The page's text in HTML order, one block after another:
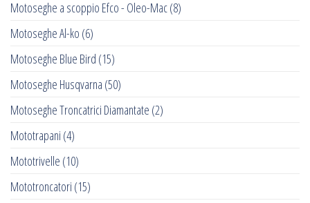
Motoseghe a scoppio Efco - Oleo-Mac(8)
Motoseghe Al-ko (6)
Motoseghe Blue Bird (15)
Motoseghe Husqvarna (50)
Motoseghe Troncatrici Diamantate (2)
Mototrapani (4)
Mototrivelle (10)
Mototroncatori (15)